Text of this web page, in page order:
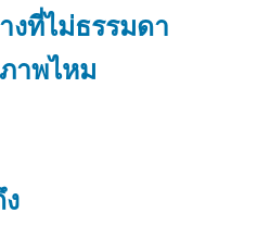
งที่ไม่ธรรมดา
าพไหม